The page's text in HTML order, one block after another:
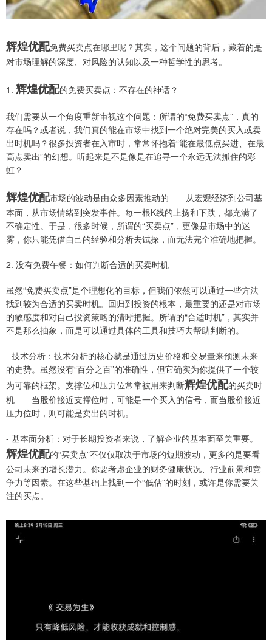
辉煌优配免费买卖点在哪里呢？其实，这个问题的背后，藏着的是
对市场理解的深度、对风险的认知以及一种哲学性的思考。
1. 辉煌优配的免费买卖点：不存在的神话？
我们需要从一个角度重新审视这个问题：所谓的“免费买卖点”，真的
存在吗？或者说，我们真的能在市场中找到一个绝对完美的买入或卖
出时机吗？很多投资者在入市时，常常怀抱着“能在最低点买进、在最
高点卖出”的幻想。听起来是不是像是在追寻一个永远无法抓住的彩
虹？
辉煌优配市场的波动是由众多因素推动的——从宏观经济到公司基
本面，从市场情绪到突发事件。每一根K线的上扬和下跌，都充满了
不确定性。于是，很多时候，所谓的“买卖点”，更像是市场中的迷
雾，你只能凭借自己的经验和分析去试探，而无法完全准确地把握。
2. 没有免费午餐：如何判断合适的买卖时机
虽然“免费买卖点”是个理想化的目标，但我们依然可以通过一些方法
找到较为合适的买卖时机。回归到投资的根本，最重要的还是对市场
的敏感度和对自己投资策略的清晰把握。所谓的“合适时机”，其实并
不是那么抽象，而是可以通过具体的工具和技巧去帮助判断的。
- 技术分析：技术分析的核心就是通过历史价格和交易量来预测未来
的走势。虽然没有“百分之百”的准确性，但它确实为你提供了一个较
为可靠的框架。支撑位和压力位常常被用来判断辉煌优配的买卖时
机——当股价接近支撑位时，可能是一个买入的信号，而当股价接近
压力位时，则可能是卖出的时机。
- 基本面分析：对于长期投资者来说，了解企业的基本面至关重要。
辉煌优配的“买卖点”不仅仅取决于市场的短期波动，更多的是要看
公司未来的增长潜力。你要考虑企业的财务健康状况、行业前景和竞
争力等因素。在这些基础上找到一个“低估”的时刻，或许是你需要关
注的买点。